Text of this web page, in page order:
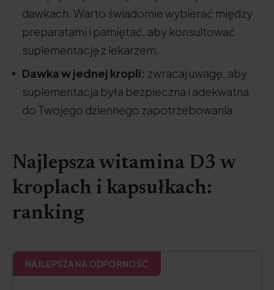
dawkach. Warto świadomie wybierać między
preparatami i pamiętać, aby konsultować
suplementację z lekarzem.
Dawka w jednej kropli: zwracaj uwagę, aby
suplementacja była bezpieczna i adekwatna
do Twojego dziennego zapotrzebowania.
Najlepsza witamina D3 w
kroplach i kapsułkach:
ranking
NAJLEPSZA NA ODPORNOŚĆ